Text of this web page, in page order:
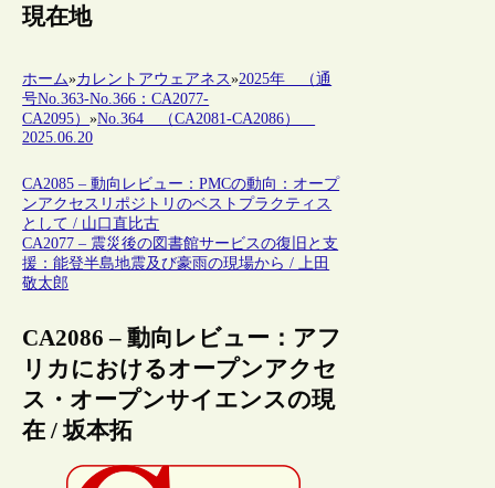
現在地
ホーム»カレントアウェアネス»2025年 （通
号No.363-No.366：CA2077-
CA2095）»No.364 （CA2081-CA2086）
2025.06.20
CA2085 – 動向レビュー：PMCの動向：オープ
ンアクセスリポジトリのベストプラクティス
として / 山口直比古
CA2077 – 震災後の図書館サービスの復旧と支
援：能登半島地震及び豪雨の現場から / 上田
敬太郎
CA2086 – 動向レビュー：アフ
リカにおけるオープンアクセ
ス・オープンサイエンスの現
在 / 坂本拓